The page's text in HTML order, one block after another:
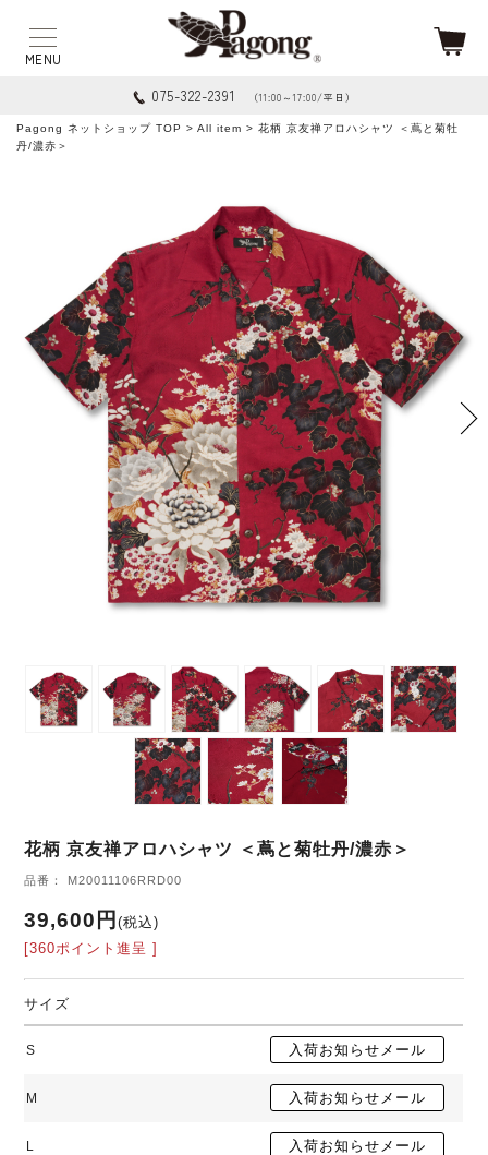
075-322-2391 （11:00～17:00/平日）
Pagong ネットショップ TOP > All item > 花柄 京友禅アロハシャツ ＜蔦と菊牡
丹/濃赤＞
花柄 京友禅アロハシャツ ＜蔦と菊牡丹/濃赤＞
品番： M20011106RRD00
39,600円(税込)
[360ポイント進呈 ]
サイズ
S
M
L